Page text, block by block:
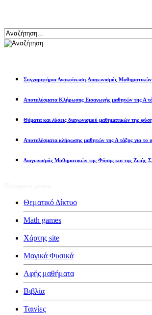
Συγχαρητήρια Ανακοίνωση-Διαγωνισμός
Αποτελέσματα Κλήρωσης Εισαγωγής μαθητών
Θέματα και λύσεις διαγωνισμού μαθηματικών της
Αποτελέσματα κλήρωσης μαθητών της Α τάξης για το
Διαγωνισμός Μαθηματικών της Φύσης και της Ζωής-
Θεματικό Δίκτυο
Math games
Χάρτης site
Μαγικά Φυσικά
Αφής μαθήματα
Βιβλία
Ταινίες